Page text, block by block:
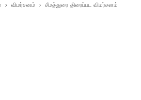
விமர்சனம் சீமத்துரை திரைப்பட விமர்சனம்